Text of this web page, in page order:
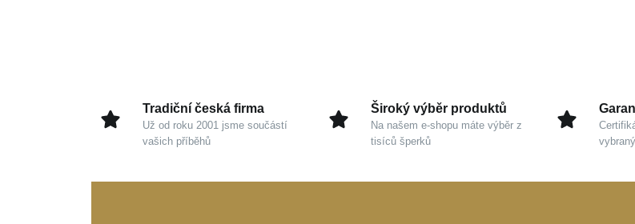
Tradiční česká firma
Už od roku 2001 jsme součástí
vašich příběhů
Široký výběr produktů
Na našem e-shopu máte výběr z
tisíců šperků